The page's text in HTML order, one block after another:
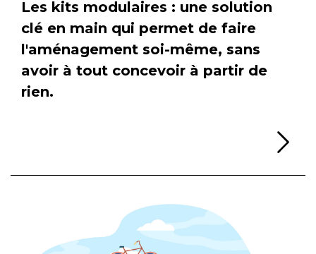
Les kits modulaires : une solution
clé en main qui permet de faire
l'aménagement soi-même, sans
avoir à tout concevoir à partir de
rien.